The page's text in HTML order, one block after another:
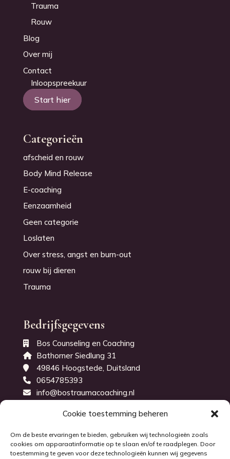
Cookie toestemming beheren
Om de beste ervaringen te bieden, gebruiken wij technologieën zoals
cookies om apparaatinformatie op te slaan en/of te raadplegen. Door
toestemming te geven voor deze technologieën kunnen wij gegevens
Trauma
Rouw
Blog
Over mij
Contact
Inloopspreekuur
Start hier
Categorieën
afscheid en rouw
Body Mind Release
E-coaching
Eenzaamheid
Geen categorie
Loslaten
Over stress, angst en burn-out
rouw bij dieren
Trauma
Bedrijfsgegevens
Bos Counseling en Coaching
Bathorner Siedlung 31
49846 Hoogstede, Duitsland
0654785393
info@bostraumacoaching.nl
KvK-nummer: 71843914